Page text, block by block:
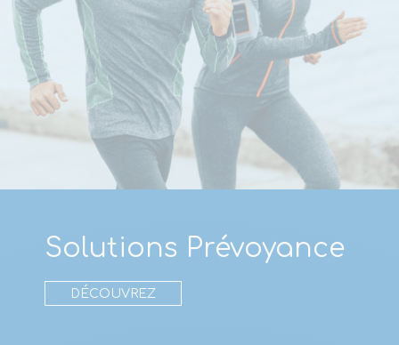
Solutions Prévoyance
DÉCOUVREZ